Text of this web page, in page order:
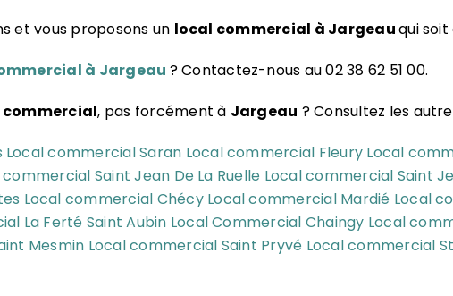
et vous proposons un local commercial à Jargeauqui
à Jargeau ? Contactez-nous au 02 38 62 51 00.
, pas forcément à Jargeau ? Consultez les
Local commercial Saran Local commercial Fleury Local
commercial Saint Jean De La Ruelle Local commercial Saint
Local commercial Chécy Local commercial Mardié Local
La Ferté Saint Aubin Local Commercial Chaingy Local
Mesmin Local commercial Saint Pryvé Local commercial